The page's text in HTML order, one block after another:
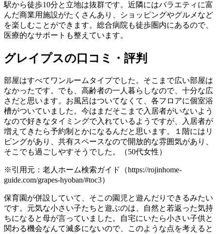
駅から徒歩10分と立地は抜群です。近隣にはバラエティに富
んだ商業用施設がたくさんあり、ショッピングやグルメなど
を楽しむことができます。総合病院も徒歩圏内にあるので、
医療的なサポートも整えています。
グレイプスの口コミ・評判
部屋はすべてワンルームタイプでした。そこまで広い部屋は
なかったです。でも、高齢者の一人暮らしなので、十分な広
さだと思います。お風呂はついてなくて、各フロアに個室浴
槽がついていました。今はまだそこまで入居者がいないよう
なので好きなタイミングで入れているようですが、入居者が
増えてきたら予約制とかになるんだと思います。１階にはリ
ビングがあり、共有スペースなので開放的な雰囲気があり、
そこでも過ごしやすそうでした。（50代女性）
※引用元：老人ホーム検索ガイド（https://rojinhome-
guide.com/grapes-hyoban/#toc3）
保育園が併設していて、そこの園児と遊んだりできるみたい
です。元気な小さい子たちと遊ぶのは、自然と若返った気持
ちになると母が言っていました。自宅にいたら小さい子供と
関わる機会なんて滅多にないので、このような点を考えると